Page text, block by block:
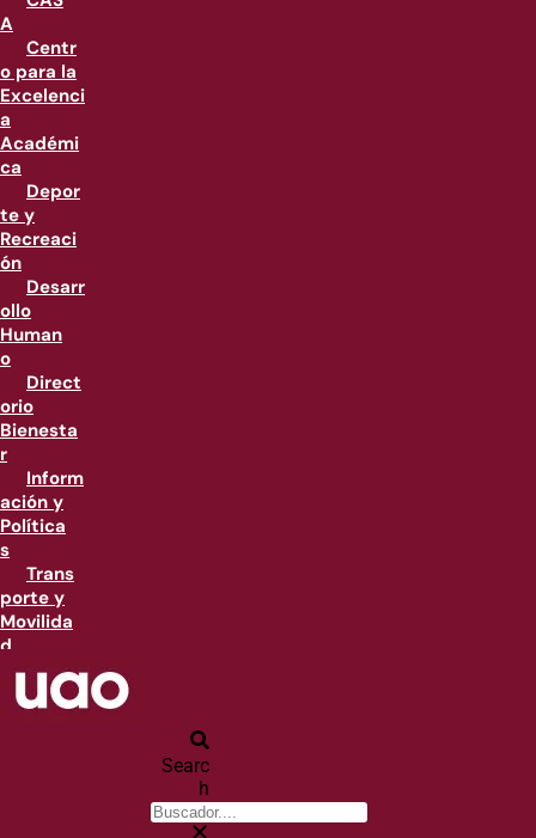
A
Centr
o para la
Excelenci
a
Académi
ca
Depor
te y
Recreaci
ón
Desarr
ollo
Human
o
Direct
orio
Bienesta
r
Inform
ación y
Política
s
Trans
porte y
Movilida
d
Searc
h